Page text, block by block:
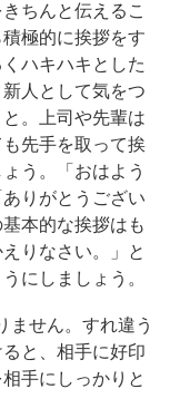
ちんと伝えるこ
極的に挨拶をす
ハキハキとした
人として気をつ
。上司や先輩は
先手を取って挨
う。「おはよう
りがとうござい
本的な挨拶はも
りなさい。」と
にしましょう。
ません。すれ違う
と、相手に好印
手にしっかりと